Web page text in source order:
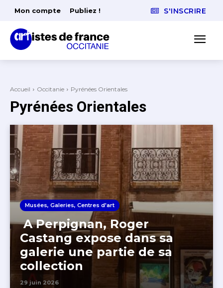
Mon compte Publiez ! S'INSCRIRE
Accueil Occitanie Pyrénées Orientales
Pyrénées Orientales
Musées, Galeries, Centres d'art
A Perpignan, Roger
Castang expose dans sa
galerie une partie de sa
collection
29 juin 2026